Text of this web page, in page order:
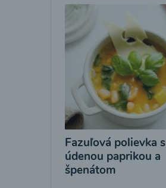
Fazuľová polievka s
údenou paprikou a
špenátom